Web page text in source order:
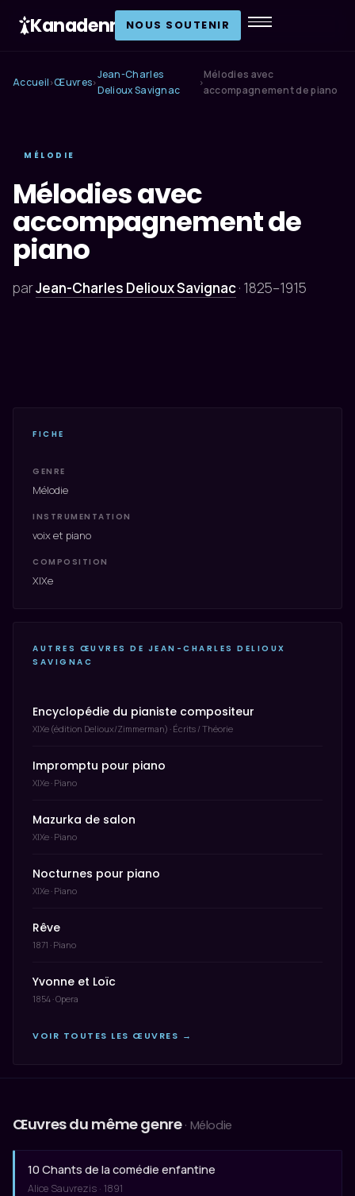
Kanadenn NOUS SOUTENIR
Accueil ›Œuvres›
Jean-Charles
Delioux Savignac
›
Mélodies avec
accompagnement de piano
MÉLODIE
Mélodies avec
accompagnement de
piano
parJean-Charles Delioux Savignac· 1825–1915
FICHE
GENRE
Mélodie
INSTRUMENTATION
voix et piano
COMPOSITION
XIXe
AUTRES ŒUVRES DE JEAN-CHARLES DELIOUX
SAVIGNAC
Encyclopédie du pianiste compositeur
XIXe (édition Delioux/Zimmerman) · Écrits / Théorie
Impromptu pour piano
XIXe · Piano
Mazurka de salon
XIXe · Piano
Nocturnes pour piano
XIXe · Piano
Rêve
1871 · Piano
Yvonne et Loïc
1854 · Opera
VOIR TOUTES LES ŒUVRES →
Œuvres du même genre · Mélodie
10 Chants de la comédie enfantine
Alice Sauvrezis · 1891